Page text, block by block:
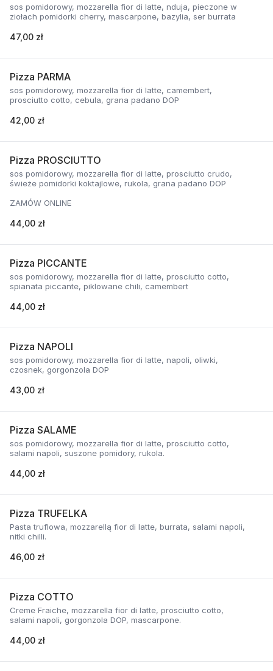
sos pomidorowy, mozzarella fior di latte, nduja, pieczone w
ziołach pomidorki cherry, mascarpone, bazylia, ser burrata
47,00 zł
Pizza PARMA
sos pomidorowy, mozzarella fior di latte, camembert,
prosciutto cotto, cebula, grana padano DOP
42,00 zł
Pizza PROSCIUTTO
sos pomidorowy, mozzarella fior di latte, prosciutto crudo,
świeże pomidorki koktajlowe, rukola, grana padano DOP
ZAMÓW ONLINE
44,00 zł
Pizza PICCANTE
sos pomidorowy, mozzarella fior di latte, prosciutto cotto,
spianata piccante, piklowane chili, camembert
44,00 zł
Pizza NAPOLI
sos pomidorowy, mozzarella fior di latte, napoli, oliwki,
czosnek, gorgonzola DOP
43,00 zł
Pizza SALAME
sos pomidorowy, mozzarella fior di latte, prosciutto cotto,
salami napoli, suszone pomidory, rukola.
44,00 zł
Pizza TRUFELKA
Pasta truflowa, mozzarellą fior di latte, burrata, salami napoli,
nitki chilli.
46,00 zł
Pizza COTTO
Creme Fraiche, mozzarella fior di latte, prosciutto cotto,
salami napoli, gorgonzola DOP, mascarpone.
44,00 zł